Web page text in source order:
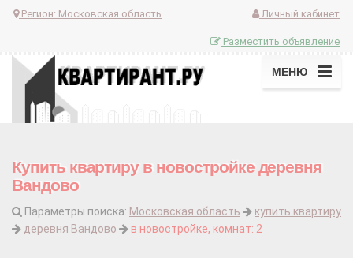
Регион: Московская область Личный кабинет
Разместить объявление
МЕНЮ
Купить квартиру в новостройке деревня
Вандово
Параметры поиска: Московская область
купить квартиру
деревня Вандово
в новостройке, комнат: 2